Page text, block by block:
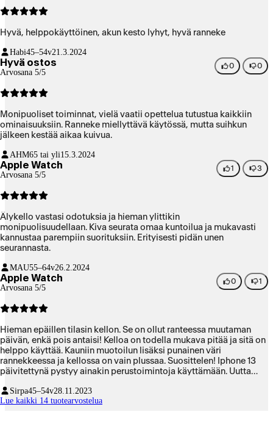
Hyvä, helppokäyttöinen, akun kesto lyhyt, hyvä ranneke
Habi45–54v21.3.2024
Hyvä ostos
Arvosana 5/5
0 0
Monipuoliset toiminnat, vielä vaatii opettelua tutustua kaikkiin
ominaisuuksiin. Ranneke miellyttävä käytössä, mutta suihkun
jälkeen kestää aikaa kuivua.
AHM65 tai yli15.3.2024
Apple Watch
Arvosana 5/5
1 3
Älykello vastasi odotuksia ja hieman ylittikin
monipuolisuudellaan. Kiva seurata omaa kuntoilua ja mukavasti
kannustaa parempiin suorituksiin. Erityisesti pidän unen
seurannasta.
MAU55–64v26.2.2024
Apple Watch
Arvosana 5/5
0 1
Hieman epäillen tilasin kellon. Se on ollut ranteessa muutaman
päivän, enkä pois antaisi! Kelloa on todella mukava pitää ja sitä on
helppo käyttää. Kauniin muotoilun lisäksi punainen väri
rannekkeessa ja kellossa on vain plussaa. Suosittelen! Iphone 13
päivitettynä pystyy ainakin perustoimintoja käyttämään. Uutta
Sirpa45–54v28.11.2023
Lue kaikki 14 tuotearvostelua